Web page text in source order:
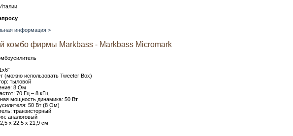
информация >
комбо фирмы Markbass - Markbass Micromark
(можно использовать Tweeter Box)
тыловой
8 Ом
70 Гц – 8 кГц
мощность динамика: 50 Вт
50 Вт (8 Ом)
транзисторный
аналоговый
х 22,5 х 21,9 см